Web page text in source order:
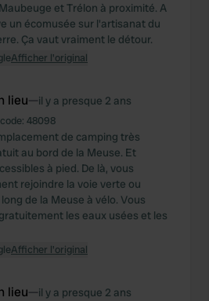
et Trélon à proximité. A
un écomusée sur l'artisanat du
Ça vaut vraiment le détour.
Afficher l'original
lieu—il y a presque 2 ans
48098
de camping très
au bord de la Meuse. Et
à pied. De là, vous
rejoindre la voie verte ou
de la Meuse à vélo. Vous
les eaux usées et les
Afficher l'original
lieu—il y a presque 2 ans